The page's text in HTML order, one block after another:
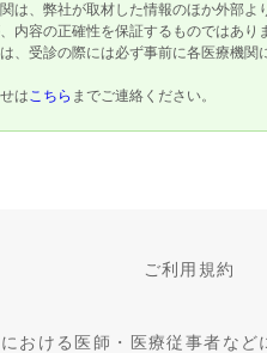
は、弊社が取材した情報のほか外部
内容の正確性を保証するものではあり
、受診の際には必ず事前に各医療機
はこちら までご連絡ください。
ご利用規約
おける医師・医療従事者な